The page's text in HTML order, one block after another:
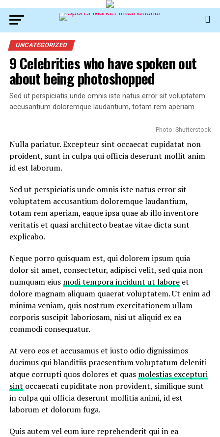
UNCATEGORIZED
9 Celebrities who have spoken out
about being photoshopped
Sed ut perspiciatis unde omnis iste natus error sit voluptatem
accusantium doloremque laudantium, totam rem aperiam.
Photo: Shutterstock
Nulla pariatur. Excepteur sint occaecat cupidatat non
proident, sunt in culpa qui officia deserunt mollit anim
id est laborum.
Sed ut perspiciatis unde omnis iste natus error sit
voluptatem accusantium doloremque laudantium,
totam rem aperiam, eaque ipsa quae ab illo inventore
veritatis et quasi architecto beatae vitae dicta sunt
explicabo.
Neque porro quisquam est, qui dolorem ipsum quia
dolor sit amet, consectetur, adipisci velit, sed quia non
numquam eius modi tempora incidunt ut laboreet
dolore magnam aliquam quaerat voluptatem. Ut enim ad
minima veniam, quis nostrum exercitationem ullam
corporis suscipit laboriosam, nisi ut aliquid ex ea
commodi consequatur.
At vero eos et accusamus et iusto odio dignissimos
ducimus qui blanditiis praesentium voluptatum deleniti
atque corrupti quos dolores et quas molestias excepturi
sint occaecati cupiditate non provident, similique sunt
in culpa qui officia deserunt mollitia animi, id est
laborum et dolorum fuga.
Quis autem vel eum iure reprehenderit qui in ea